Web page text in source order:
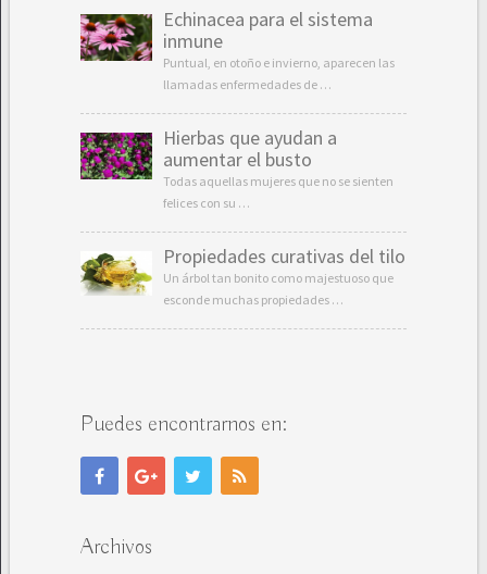
Echinacea para el sistema
inmune
Puntual, en otoño e invierno, aparecen las
llamadas enfermedades de …
Hierbas que ayudan a
aumentar el busto
Todas aquellas mujeres que no se sienten
felices con su …
Propiedades curativas del tilo
Un árbol tan bonito como majestuoso que
esconde muchas propiedades …
Puedes encontrarnos en:
Archivos